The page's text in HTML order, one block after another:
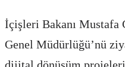
İçişleri Bakanı
Genel Müdürlüğü’nü